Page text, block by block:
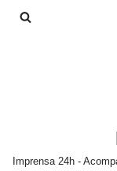
Imprensa 24h -